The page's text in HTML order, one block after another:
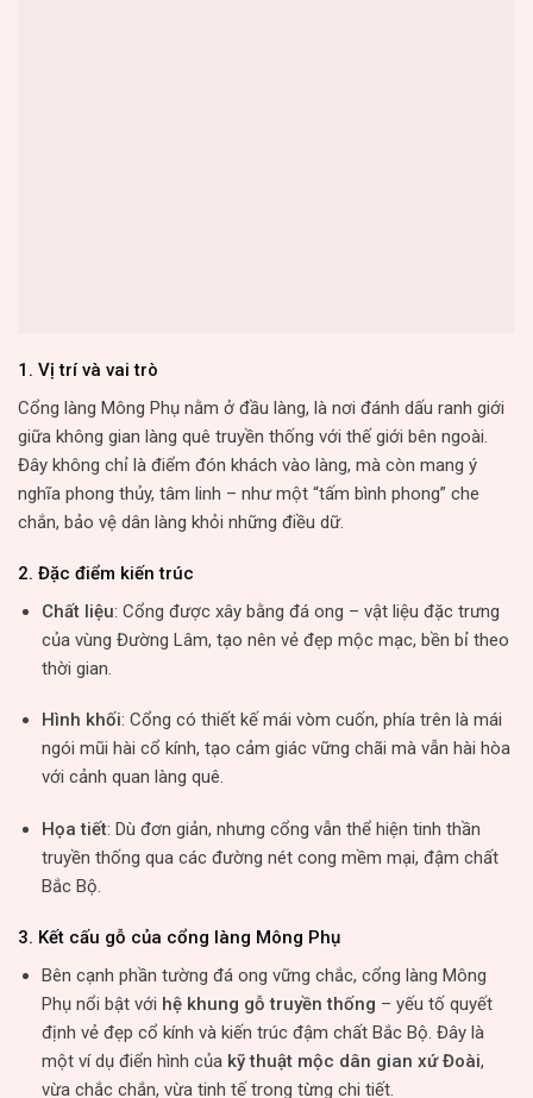
1. Vị trí và vai trò
Cổng làng Mông Phụ nằm ở đầu làng, là nơi đánh dấu ranh giới
giữa không gian làng quê truyền thống với thế giới bên ngoài.
Đây không chỉ là điểm đón khách vào làng, mà còn mang ý
nghĩa phong thủy, tâm linh – như một “tấm bình phong” che
chắn, bảo vệ dân làng khỏi những điều dữ.
2. Đặc điểm kiến trúc
Chất liệu: Cổng được xây bằng đá ong – vật liệu đặc trưng
của vùng Đường Lâm, tạo nên vẻ đẹp mộc mạc, bền bỉ theo
thời gian.
Hình khối: Cổng có thiết kế mái vòm cuốn, phía trên là mái
ngói mũi hài cổ kính, tạo cảm giác vững chãi mà vẫn hài hòa
với cảnh quan làng quê.
Họa tiết: Dù đơn giản, nhưng cổng vẫn thể hiện tinh thần
truyền thống qua các đường nét cong mềm mại, đậm chất
Bắc Bộ.
3. Kết cấu gỗ của cổng làng Mông Phụ
Bên cạnh phần tường đá ong vững chắc, cổng làng Mông
Phụ nổi bật với hệ khung gỗ truyền thống – yếu tố quyết
định vẻ đẹp cổ kính và kiến trúc đậm chất Bắc Bộ. Đây là
một ví dụ điển hình của kỹ thuật mộc dân gian xứ Đoài,
vừa chắc chắn, vừa tinh tế trong từng chi tiết.